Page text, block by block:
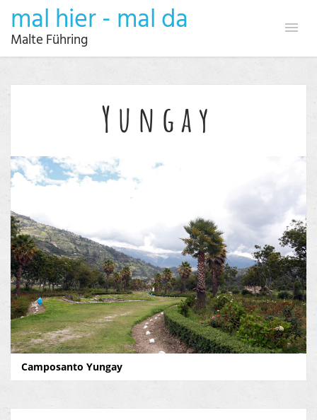
mal hier - mal da
Malte Führing
Yungay
Camposanto Yungay